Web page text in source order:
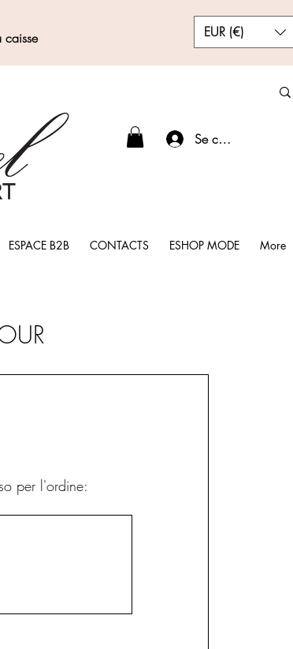
EUR (€)
Se connecter
ESPACE B2B CONTACTS ESHOP MODE More
per l'ordine: